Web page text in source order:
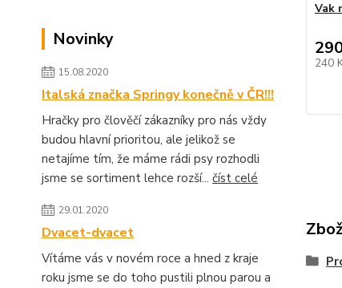
Novinky
15.08.2020
Italská značka Springy konečně v ČR!!!
Hračky pro člověčí zákazníky pro nás vždy
budou hlavní prioritou, ale jelikož se
netajíme tím, že máme rádi psy rozhodli
jsme se sortiment lehce rozší... číst celé
29.01.2020
Dvacet-dvacet
Vítáme vás v novém roce a hned z kraje
roku jsme se do toho pustili plnou parou a
Vak
240